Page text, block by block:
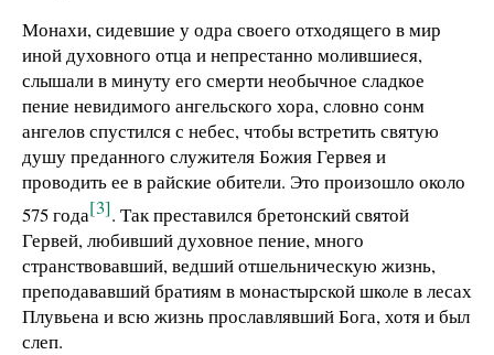
Монахи, сидевшие у одра своего отходящего в мир
иной духовного отца и непрестанно молившиеся,
слышали в минуту его смерти необычное сладкое
пение невидимого ангельского хора, словно сонм
ангелов спустился с небес, чтобы встретить святую
душу преданного служителя Божия Гервея и
проводить ее в райские обители. Это произошло около
575 года[3]. Так преставился бретонский святой
Гервей, любивший духовное пение, много
странствовавший, ведший отшельническую жизнь,
преподававший братиям в монастырской школе в лесах
Плувьена и всю жизнь прославлявший Бога, хотя и был
слеп.